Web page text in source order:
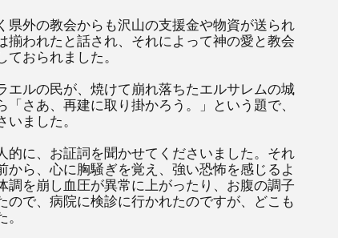
県外の教会からも沢山の支援金や物資が送られ
揃われたと話され、それによって神の愛と教会
おられました。
エルの民が、焼けて崩れ落ちたエルサレムの城
さあ、再建に取り掛かろう。」という題で、
ました。
的に、お証詞を聞かせてくださいました。それ
から、心に胸騒ぎを覚え、強い恐怖を感じるよ
調を崩し血圧が異常に上がったり、お腹の調子
ので、病院に検診に行かれたのですが、どこも